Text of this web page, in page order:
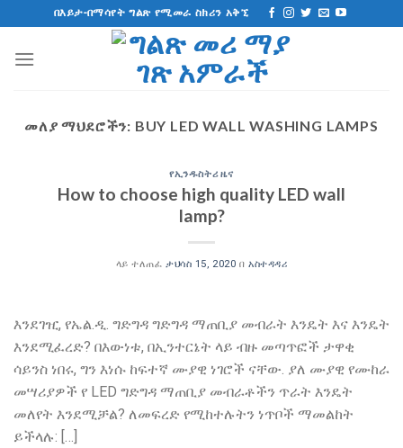
ይዘት
ዝለል
በእይታ-በማሳየት ግልጽ የሚመራ ስክሪን አቅኚ
መለያ ማህደሮችን: BUY LED WALL WASHING LAMPS
የኢንዱስትሪ ዜና
How to choose high quality LED wall
lamp?
ላይ ተለጠፈ ታህሳስ 15, 2020 በአስተዳዳሪ
እንደገዢ, የኤል.ዲ. ግድግዳ ግድግዳ ማጠቢያ መብራት እንዴት እና እንዴት
እንደሚፈረድ? በእውነቱ, በኢንተርኔት ላይ ብዙ መጣጥፎች ታዋቂ
ሳይንስ ነበሩ, ግን እነሱ ከፍተኛ ሙያዊ ነገሮች ናቸው. ያለ ሙያዊ የሙከራ
መሣሪያዎች የ LED ግድግዳ ማጠቢያ መብራቶችን ጥራት እንዴት
መለየት እንደሚቻል? ለመፍረድ የሚከተሉትን ነጥቦች ማመልከት
ይችላሉ: […]